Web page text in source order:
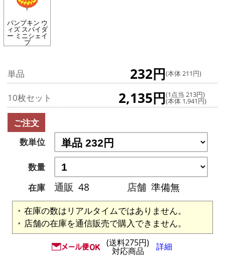
パンプキン ウ
ィズ スパイダ
ー ミニシェイ
プ
単品 232円(本体 211円)
10枚セット 2,135円(1点当 213円)
(本体 1,941円)
ご注文
数単位
数量
在庫
通販 48 店舗 準備無
在庫の数はリアルタイムではありません。
店舗の在庫を通信販売で購入できません。
(送料275円)
対応商品 詳細